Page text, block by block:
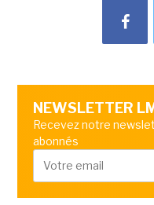
NEWSLETTER LMI
Recevez notre
abonnés